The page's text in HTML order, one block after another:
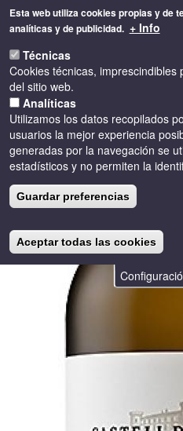
Esta web utiliza cookies propias y de
analíticas y de publicidad. + Info
Técnicas
Cookies técnicas,
del sitio web.
Analíticas
Utilizamos los datos recopilados
usuarios la mejor experiencia
generadas por la navegación se
estadísticos y no permiten la
Guardar preferencias
Aceptar todas las cookies
Pasar
principal